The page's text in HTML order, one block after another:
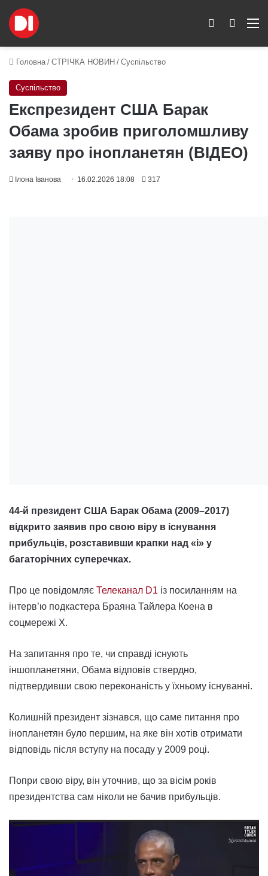
Пошук
Switch skin
Головна / СТРІЧКА НОВИН / Суспільство
Суспільство
Експрезидент США Барак
Обама зробив приголомшливу
заяву про інопланетян (ВІДЕО)
Ілона Іванова 16.02.2026 18:08 317
44-й президент США Барак Обама (2009–2017)
відкрито заявив про свою віру в існування
прибульців, розставивши крапки над «і» у
багаторічних суперечках.
Про це повідомляє Телеканал D1 із посиланням на
інтерв’ю подкастера Браяна Тайлера Коена в
соцмережі X.
На запитання про те, чи справді існують
іншопланетяни, Обама відповів ствердно,
підтвердивши свою переконаність у їхньому існуванні.
Колишній президент зізнався, що саме питання про
інопланетян було першим, на яке він хотів отримати
відповідь після вступу на посаду у 2009 році.
Попри свою віру, він уточнив, що за вісім років
президентства сам ніколи не бачив прибульців.
Відеопрогравач